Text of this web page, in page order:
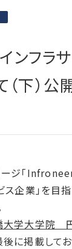
ループ報）
習
リー
争優位性
トライン
針
ー
リシー
インフラ
（下）公
ージ「
ス企業」を目指
大学大学院
に掲載してお